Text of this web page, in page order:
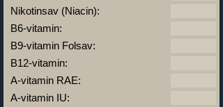
Nikotinsav (Niacin):
B6-vitamin:
B9-vitamin Folsav:
B12-vitamin:
A-vitamin RAE:
A-vitamin IU: